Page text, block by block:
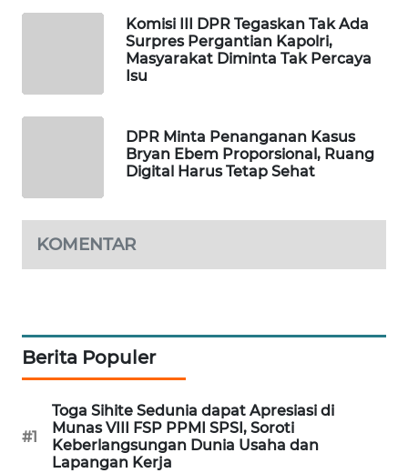
Komisi III DPR Tegaskan Tak Ada
Surpres Pergantian Kapolri,
Masyarakat Diminta Tak Percaya
Isu
DPR Minta Penanganan Kasus
Bryan Ebem Proporsional, Ruang
Digital Harus Tetap Sehat
KOMENTAR
Berita Populer
#1
Toga Sihite Sedunia dapat Apresiasi di
Munas VIII FSP PPMI SPSI, Soroti
Keberlangsungan Dunia Usaha dan
Lapangan Kerja
ID
LKKI